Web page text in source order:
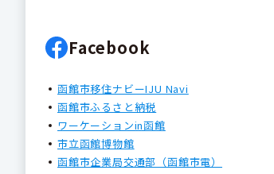
Facebook
函館市移住ナビーIJU Navi
函館市ふるさと納税
ワーケーションin函館
市立函館博物館
函館市企業局交通部（函館市電）